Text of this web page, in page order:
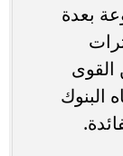
بعدة
القوى
البنوك